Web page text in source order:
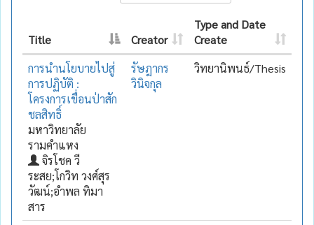
Title Creator
Type and Date
Create
การนำนโยบายไปสู่
การปฏิบัติ :
โครงการเขื่อนป่าสัก
ชลสิทธิ์
มหาวิทยาลัย
รามคำแหง
จิรโชค วี
ระสย;โกวิท วงศ์สุร
วัฒน์;อำพล ทิมา
สาร
รัษฎากร
วินิจกุล
วิทยานิพนธ์/Thesis